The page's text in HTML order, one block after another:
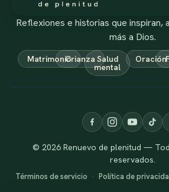
Reflexiones e historias que inspiran,
más a Dios.
MatrimonioCrianza Salud
mental
Oración
© 2026 Renuevo de plenitud —
reservados.
Términos de servicio · Política de